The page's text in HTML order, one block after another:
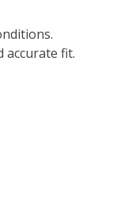
accurate fit.